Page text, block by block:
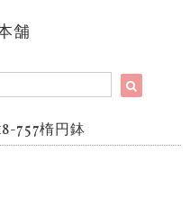
舗
757楕円鉢